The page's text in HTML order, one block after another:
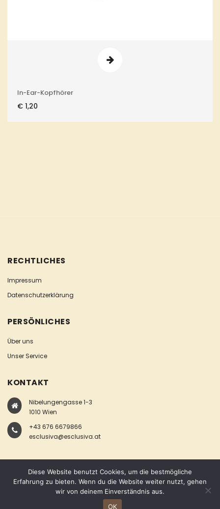
In-Ear-Kopfhörer
€ 1,20
RECHTLICHES
Impressum
Datenschutzerklärung
PERSÖNLICHES
Über uns
Unser Service
KONTAKT
Nibelungengasse 1-3
1010 Wien
+43 676 6679866
esclusiva@esclusiva.at
COPYRIGHT © ESCLUSIVA
Diese Website benutzt Cookies, um die bestmögliche
Erfahrung zu bieten. Wenn du die Website weiter nutzt, gehen
wir von deinem Einverständnis aus.
OK